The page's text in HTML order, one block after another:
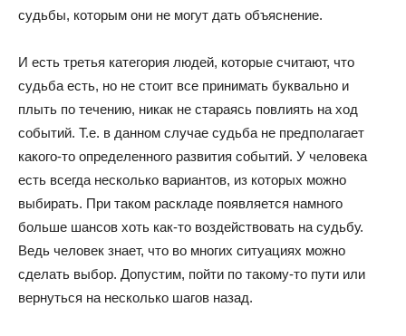
судьбы, которым они не могут дать объяснение.
И есть третья категория людей, которые считают, что
судьба есть, но не стоит все принимать буквально и
плыть по течению, никак не стараясь повлиять на ход
событий. Т.е. в данном случае судьба не предполагает
какого-то определенного развития событий. У человека
есть всегда несколько вариантов, из которых можно
выбирать. При таком раскладе появляется намного
больше шансов хоть как-то воздействовать на судьбу.
Ведь человек знает, что во многих ситуациях можно
сделать выбор. Допустим, пойти по такому-то пути или
вернуться на несколько шагов назад.